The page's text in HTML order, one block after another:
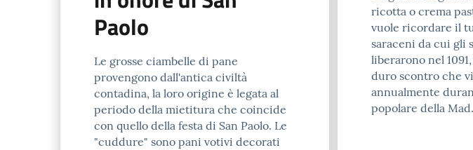
Paolo
Le grosse ciambelle di pane
provengono dall'antica civiltà
contadina, la loro origine è legata al
periodo della mietitura che coincide
con quello della festa di San Paolo. Le
"cuddure" sono pani votivi decorati
ricotta o crema
vuole ricordare il
saraceni da cui gli
liberarono nel
duro scontro che
annualmente
popolare della